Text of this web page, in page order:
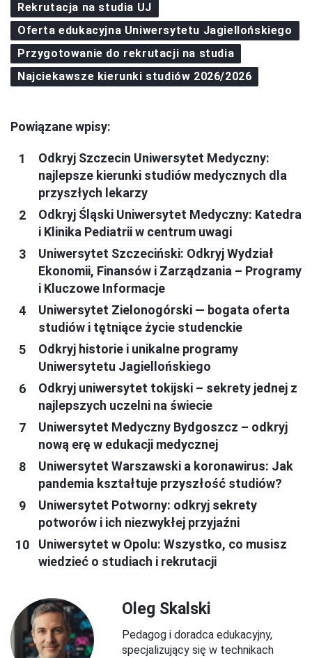
Rekrutacja na studia UJ
Oferta edukacyjna Uniwersytetu Jagiellońskiego
Przygotowanie do rekrutacji na studia
Najciekawsze kierunki studiów 2026/2026
Powiązane wpisy:
Odkryj Szczecin Uniwersytet Medyczny:
najlepsze kierunki studiów medycznych dla
przyszłych lekarzy
Odkryj Śląski Uniwersytet Medyczny: Katedra
i Klinika Pediatrii w centrum uwagi
Uniwersytet Szczeciński: Odkryj Wydział
Ekonomii, Finansów i Zarządzania – Programy
i Kluczowe Informacje
Uniwersytet Zielonogórski — bogata oferta
studiów i tętniące życie studenckie
Odkryj historie i unikalne programy
Uniwersytetu Jagiellońskiego
Odkryj uniwersytet tokijski – sekrety jednej z
najlepszych uczelni na świecie
Uniwersytet Medyczny Bydgoszcz – odkryj
nową erę w edukacji medycznej
Uniwersytet Warszawski a koronawirus: Jak
pandemia kształtuje przyszłość studiów?
Uniwersytet Potworny: odkryj sekrety
potworów i ich niezwykłej przyjaźni
Uniwersytet w Opolu: Wszystko, co musisz
wiedzieć o studiach i rekrutacji
Oleg Skalski
Pedagog i doradca edukacyjny,
specjalizujący się w technikach